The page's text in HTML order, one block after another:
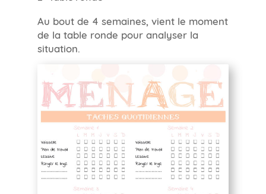
Au bout de 4 semaines, vient le moment
de la table ronde pour analyser la
situation.